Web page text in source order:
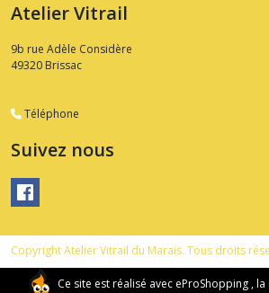
Atelier Vitrail
9b rue Adèle Considère
49320 Brissac
Téléphone
Suivez nous
Copyright Atelier Vitrail du Marais. Tous droits
Ce site est réalisé avec eProShopping, la